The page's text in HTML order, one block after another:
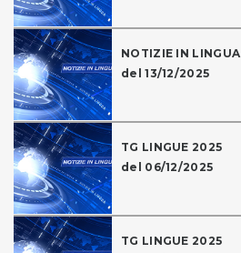
NOTIZIE IN LINGUA
del 13/12/2025
TG LINGUE 2025
del 06/12/2025
TG LINGUE 2025